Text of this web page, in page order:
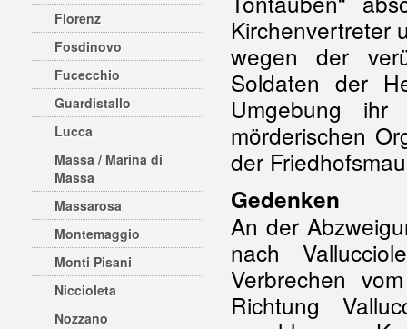
Florenz
Fosdinovo
Fucecchio
Guardistallo
Lucca
Massa / Marina di
Massa
Massarosa
Montemaggio
Monti Pisani
Niccioleta
Nozzano
Kirchenvertreter
wegen der
Soldaten der
Umgebung
mörderischen
der
Gedenken
An der
nach
Verbrechen
Richtung